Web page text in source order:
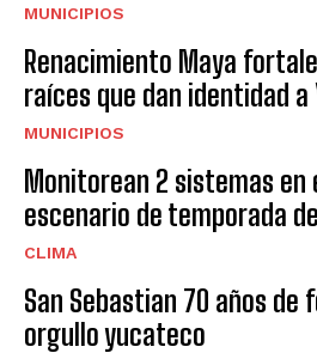
MUNICIPIOS
Renacimiento Maya
raíces que dan identidad a
MUNICIPIOS
Monitorean 2 sistemas
escenario de temporada
CLIMA
San Sebastian 70 años de
orgullo yucateco